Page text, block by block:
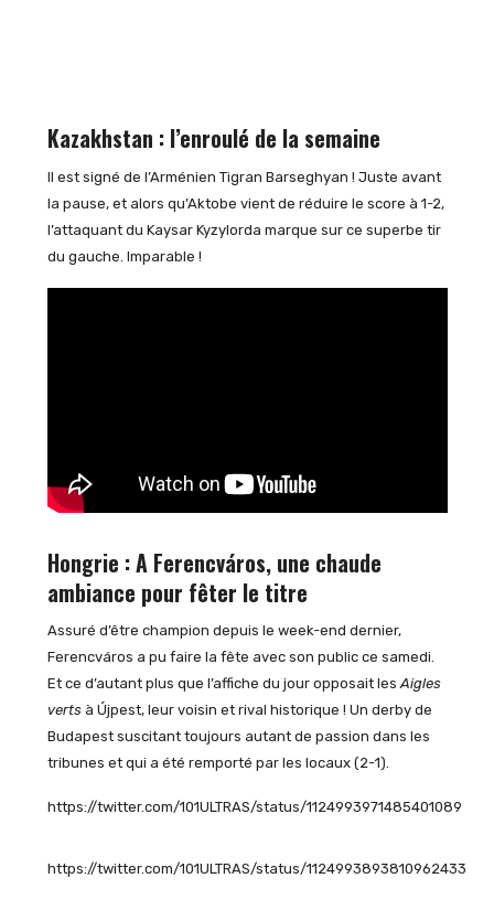
Kazakhstan : l’enroulé de la semaine
Il est signé de l’Arménien Tigran Barseghyan ! Juste avant
la pause, et alors qu’Aktobe vient de réduire le score à 1-2,
l’attaquant du Kaysar Kyzylorda marque sur ce superbe tir
du gauche. Imparable !
Hongrie : A Ferencváros, une chaude
ambiance pour fêter le titre
Assuré d’être champion depuis le week-end dernier,
Ferencváros a pu faire la fête avec son public ce samedi.
Et ce d’autant plus que l’affiche du jour opposait lesAigles
vertsà Újpest, leur voisin et rival historique ! Un derby de
Budapest suscitant toujours autant de passion dans les
tribunes et qui a été remporté par les locaux (2-1).
https://twitter.com/101ULTRAS/status/1124993971485401089
https://twitter.com/101ULTRAS/status/1124993893810962433